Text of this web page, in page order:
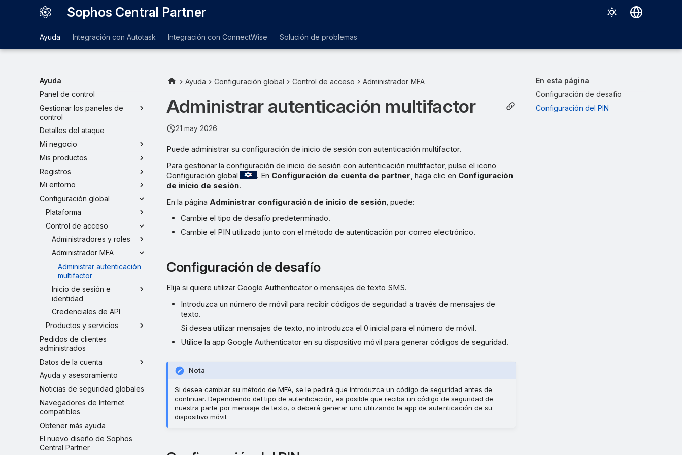
Sophos Central Partner
Français
Italiano
Ayuda Integración con Autotask Integración con ConnectWise Solución de problemas
Ayuda
Panel de control
Gestionar los paneles de
control
Detalles del ataque
Mi negocio
Mis productos
Registros
Mi entorno
Configuración global
Plataforma
Control de acceso
Administradores y roles
Administrador MFA
Administrar autenticación
multifactor
Inicio de sesión e
identidad
Credenciales de API
Productos y servicios
Pedidos de clientes
administrados
Datos de la cuenta
Ayuda y asesoramiento
Noticias de seguridad globales
Navegadores de Internet
compatibles
Obtener más ayuda
El nuevo diseño de Sophos
Central Partner
En esta página
Configuración de desafío
Configuración del PIN
Ayuda Configuración global Control de acceso Administrador MFA
Administrar autenticación multifactor
21 may 2026
Puede administrar su configuración de inicio de sesión con autenticación multifactor.
Para gestionar la configuración de inicio de sesión con autenticación multifactor, pulse el icono
Configuración global
. En Configuración de cuenta de partner , haga clic en Configuración
de inicio de sesión.
En la página Administrar configuración de inicio de sesión , puede:
Cambie el tipo de desafío predeterminado.
Cambie el PIN utilizado junto con el método de autenticación por correo electrónico.
Configuración de desafío
Elija si quiere utilizar Google Authenticator o mensajes de texto SMS.
Introduzca un número de móvil para recibir códigos de seguridad a través de mensajes de
texto.
Si desea utilizar mensajes de texto, no introduzca el 0 inicial para el número de móvil.
Utilice la app Google Authenticator en su dispositivo móvil para generar códigos de seguridad.
Nota
Si desea cambiar su método de MFA, se le pedirá que introduzca un código de seguridad antes de
continuar. Dependiendo del tipo de autenticación, es posible que reciba un código de seguridad de
nuestra parte por mensaje de texto, o deberá generar uno utilizando la app de autenticación de su
dispositivo móvil.